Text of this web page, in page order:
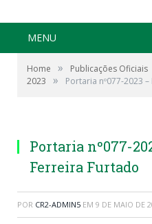
MENU
Home » Publicações Oficiais
2023
» Portaria nº077-2023
Portaria nº077-
Ferreira Furtado
POR CR2-ADMIN5 EM 9 DE MAIO DE